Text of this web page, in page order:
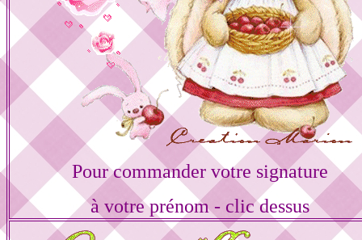
Pour commander votre signature
à votre prénom - clic dessus